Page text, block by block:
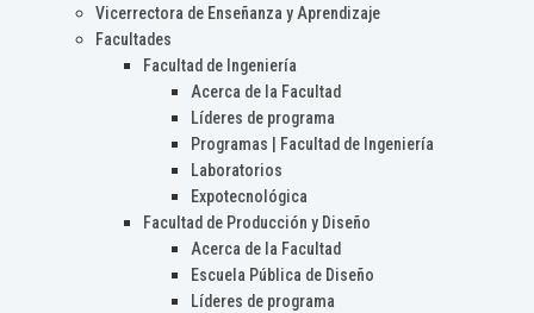
Vicerrectora de Enseñanza y Aprendizaje
Facultades
Facultad de Ingeniería
Acerca de la Facultad
Líderes de programa
Programas | Facultad de Ingeniería
Laboratorios
Expotecnológica
Facultad de Producción y Diseño
Acerca de la Facultad
Escuela Pública de Diseño
Líderes de programa